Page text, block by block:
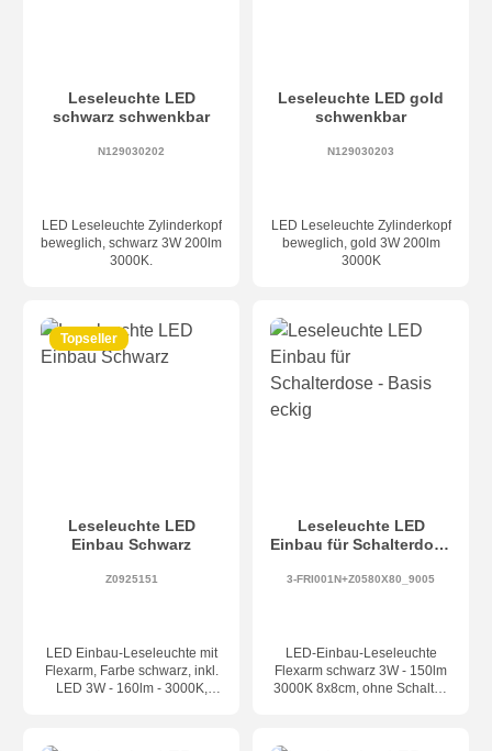
Leseleuchte LED
schwarz schwenkbar
N129030202
LED Leseleuchte Zylinderkopf
beweglich, schwarz 3W 200lm
3000K.
Leseleuchte LED gold
schwenkbar
N129030203
LED Leseleuchte Zylinderkopf
beweglich, gold 3W 200lm
3000K
Topseller
Leseleuchte LED
Einbau Schwarz
Z0925151
LED Einbau-Leseleuchte mit
Flexarm, Farbe schwarz, inkl.
LED 3W - 160lm - 3000K,
Leseleuchte LED
Einbau für Schalterdose
3-FRI001N+Z0580X80_9005
LED-Einbau-Leseleuchte
Flexarm schwarz 3W - 150lm
3000K 8x8cm, ohne Schalter.